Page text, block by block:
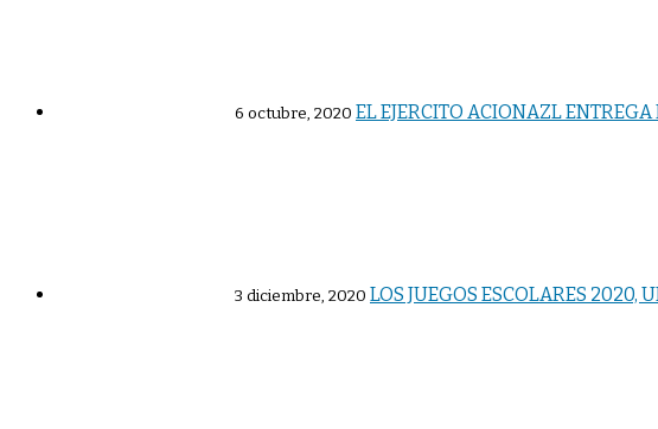
6 octubre, 2020 EL EJERCITO ACIONAZL
3 diciembre, 2020 LOS JUEGOS ESCOLARES 2020,